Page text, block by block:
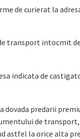
de curierat la
transport intocmit
indicata de
predarii
de
la orice alta